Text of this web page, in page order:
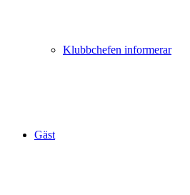
Klubbchefen informerar
Gäst